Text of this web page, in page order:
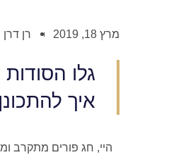
מרץ 18, 2019 רן דרן
גלו
איך
היי, חג פורים מתקרב